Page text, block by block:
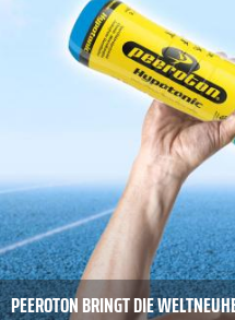
PEEROTON BRINGT DIE